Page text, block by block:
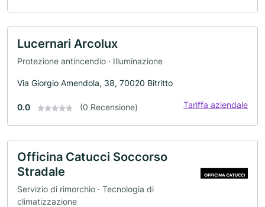
Lucernari Arcolux
Protezione antincendio · Illuminazione
Via Giorgio Amendola, 38, 70020 Bitritto
0.0 (0 Recensione) Tariffa aziendale
Officina Catucci Soccorso
Stradale
Servizio di rimorchio · Tecnologia di
climatizzazione